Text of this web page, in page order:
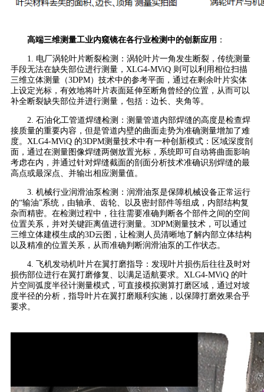
高端三维测量工业内窥镜在各行业检测中的创新应用 ：
1. 电厂涡轮叶片断裂检测：涡轮叶片一角发生断裂，传统测量
手段无法在缺失部位进行测量，XLG4-MViQ 则可以利用相位扫描
三维立体测量（3DPM）技术中的参考平面，通过在剩余叶片实体
上设定光标，有效地将叶片表面延伸至断角曾经的位置，从而可以
补全断裂缺失部位并进行测量，包括：边长、夹角等。
2. 石油化工管道焊缝检测：测量管道内部焊缝的高度是检查焊
接质量的重要内容，但是管道内壁的曲面走势为准确测量增加了难
度。XLG4-MViQ 的3DPM测量技术中有一种创新模式：区域深度剖
面，通过在测量图像焊缝两侧放置光标，系统即可自动将曲面影响
考虑在内，并通过针对焊缝截面的剖面分析技术准确识别焊缝的最
高点或最深点、并输出相应测量值。
3. 机械行业润滑油泵检测：润滑油泵是保障机械设备正常运行
的“输油”系统，由轴承、齿轮、以及密封部件等组成，内部结构复
杂而精密。在检测过程中，往往需要准确判断各个部件之间的空间
位置关系，并对关键距离值进行测量。3DPM测量技术，可以通过
三维立体建模生成的3D云图，让检测人员清晰地了解内部立体结构
以及精准的位置关系，从而准确判断润滑油泵的工作状态。
4. 飞机发动机叶片在翼打磨指导：发现叶片损伤后往往及时对
损伤部位进行在翼打磨修复、以满足适航要求。XLG4-MViQ 的叶
片空间弧度半径计测量模式，可直接模拟测算打磨区域，通过对坡
度半径的分析，指导叶片在翼打磨顺利实施，以保障打磨效果合乎
要求。